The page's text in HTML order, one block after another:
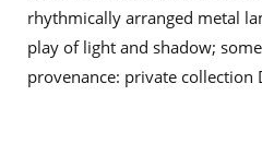
rhythmically arranged metal
play of light and shadow;
provenance: private collection